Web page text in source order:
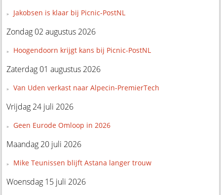
Jakobsen is klaar bij Picnic-PostNL
Zondag 02 augustus 2026
Hoogendoorn krijgt kans bij Picnic-PostNL
Zaterdag 01 augustus 2026
Van Uden verkast naar Alpecin-PremierTech
Vrijdag 24 juli 2026
Geen Eurode Omloop in 2026
Maandag 20 juli 2026
Mike Teunissen blijft Astana langer trouw
Woensdag 15 juli 2026